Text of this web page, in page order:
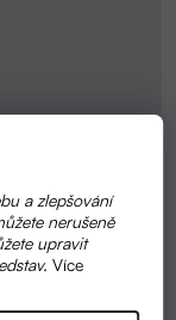
a zlepšování
nerušeně
upravit
Více